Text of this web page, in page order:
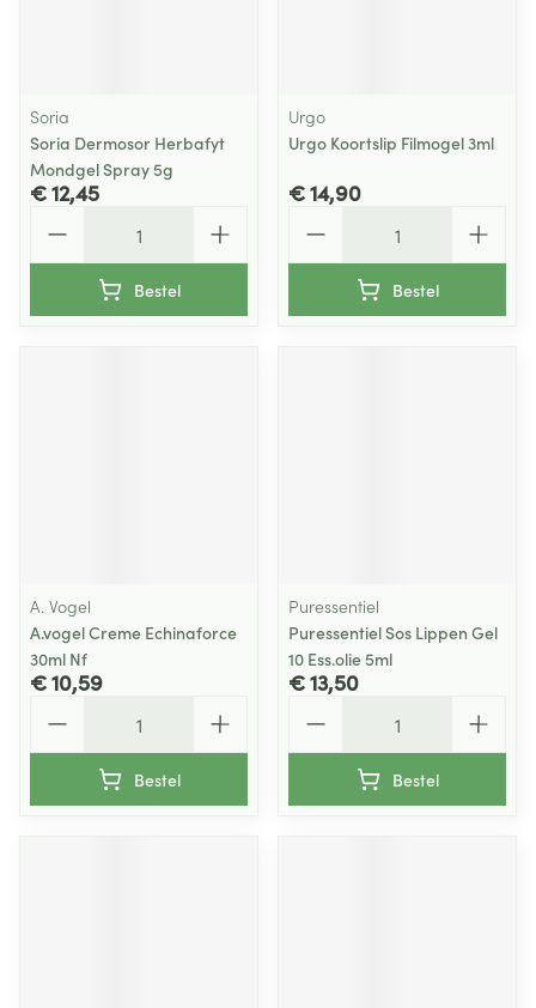
Soria
Soria Dermosor Herbafyt
Mondgel Spray 5g
€ 12,45
Bestel
Urgo
Urgo Koortslip Filmogel 3ml
€ 14,90
Bestel
A. Vogel
A.vogel Creme Echinaforce
30ml Nf
€ 10,59
Bestel
Puressentiel
Puressentiel Sos Lippen Gel
10 Ess.olie 5ml
€ 13,50
Bestel